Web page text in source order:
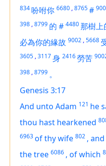
834吩咐你 6680 ,8765#
398 ,8799 的 # 4480那樹上
必為你的緣故 9002 ,5668
3605 ,3117身 2416勞苦
398 ,8799 。
Genesis 3:17
And unto Adam 121 he
thou hast hearkened
6963of thy wife 802 ,
the tree 6086 , of which